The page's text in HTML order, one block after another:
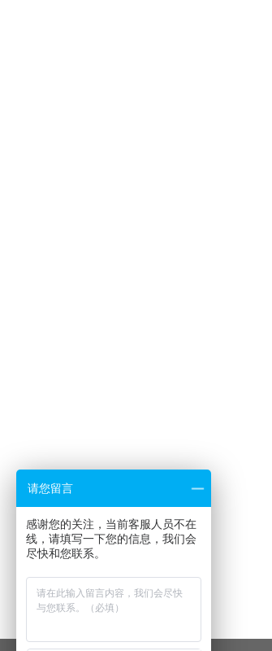
请您留言
感谢您的关注，当前客服人员不在
线，请填写一下您的信息，我们会
尽快和您联系。